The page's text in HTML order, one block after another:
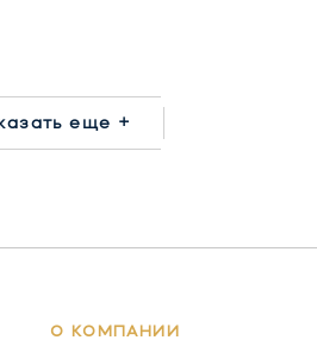
еще +
О КОМПАНИИ